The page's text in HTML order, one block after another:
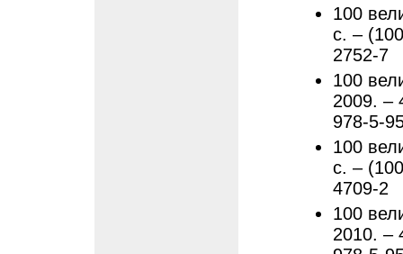
100
с. –
2752-7
100
2009. –
978-5-
100
с. –
4709-2
100
2010. –